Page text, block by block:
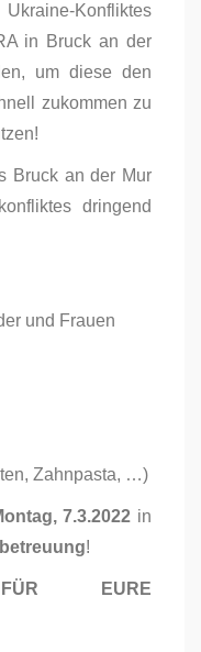
Konfliktes
in Bruck an der
um diese den
zukommen zu
Bruck an der Mur
dringend
und Frauen
Zahnpasta, …)
7.3.2022 in
!
EURE